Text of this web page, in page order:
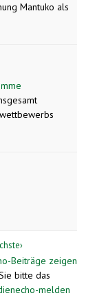
Mantuko als
Beiträge zeigen
bitte das
melden